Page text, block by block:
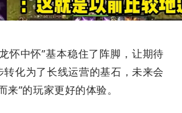
怀中怀”基本稳住了阵脚，让期待
转化为了长线运营的基石，未来会
来”的玩家更好的体验。